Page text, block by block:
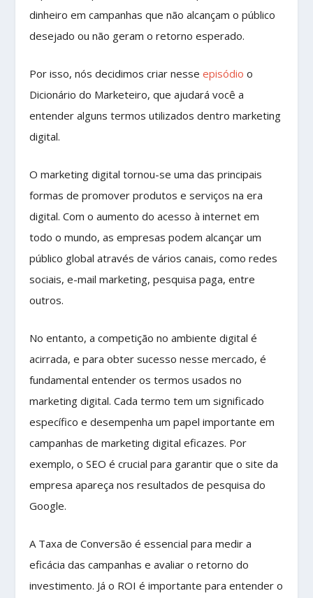
dinheiro em campanhas que não alcançam o público
desejado ou não geram o retorno esperado.
Por isso, nós decidimos criar nesseepisódio o
Dicionário do Marketeiro, que ajudará você a
entender alguns termos utilizados dentro marketing
digital.
O marketing digital tornou-se uma das principais
formas de promover produtos e serviços na era
digital. Com o aumento do acesso à internet em
todo o mundo, as empresas podem alcançar um
público global através de vários canais, como redes
sociais, e-mail marketing, pesquisa paga, entre
outros.
No entanto, a competição no ambiente digital é
acirrada, e para obter sucesso nesse mercado, é
fundamental entender os termos usados no
marketing digital. Cada termo tem um significado
específico e desempenha um papel importante em
campanhas de marketing digital eficazes. Por
exemplo, o SEO é crucial para garantir que o site da
empresa apareça nos resultados de pesquisa do
Google.
A Taxa de Conversão é essencial para medir a
eficácia das campanhas e avaliar o retorno do
investimento. Já o ROI é importante para entender o